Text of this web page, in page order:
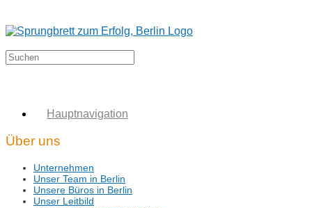
Hauptnavigation
Über uns
Unternehmen
Unser Team in Berlin
Unsere Büros in Berlin
Unser Leitbild